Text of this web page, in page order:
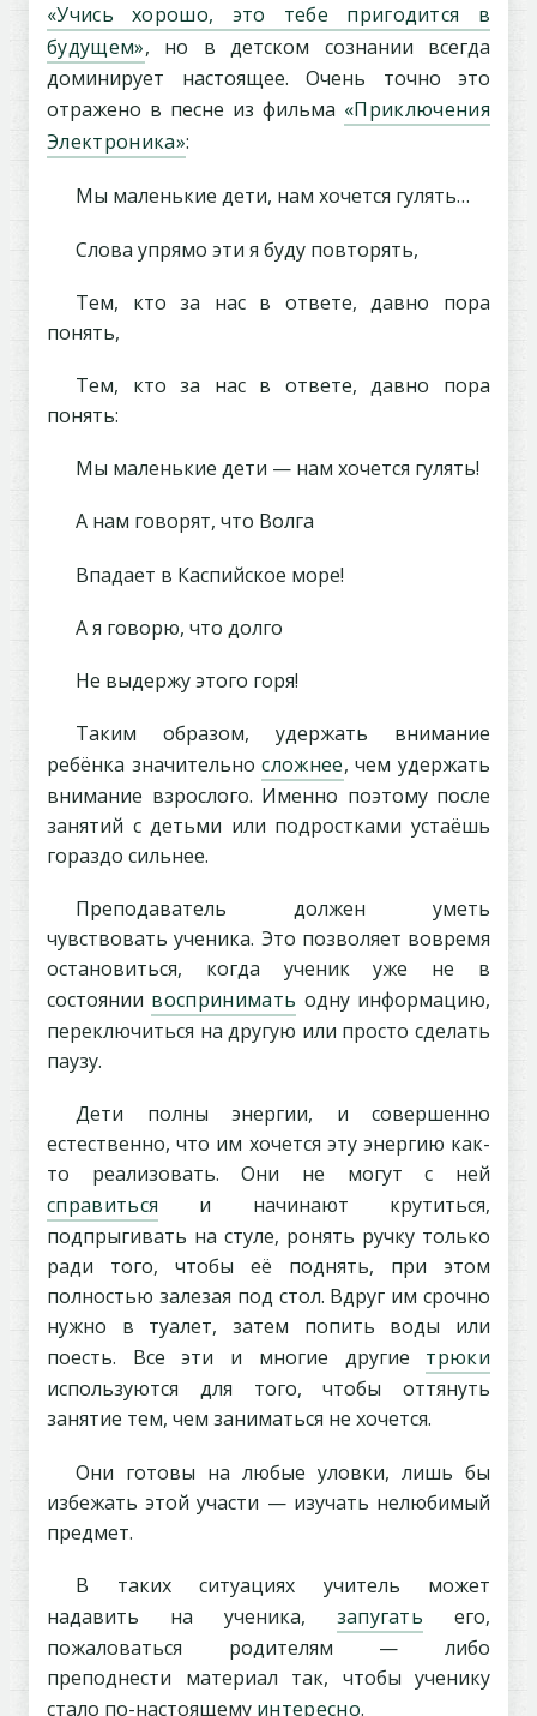
«Учись хорошо, это тебе пригодится в
будущем», но в детском сознании всегда
доминирует настоящее. Очень точно это
отражено в песне из фильма «Приключения
Электроника»:
Мы маленькие дети, нам хочется гулять…
Слова упрямо эти я буду повторять,
Тем, кто за нас в ответе, давно пора
понять,
Тем, кто за нас в ответе, давно пора
понять:
Мы маленькие дети — нам хочется гулять!
А нам говорят, что Волга
Впадает в Каспийское море!
А я говорю, что долго
Не выдержу этого горя!
Таким образом, удержать внимание
ребёнка значительносложнее, чем удержать
внимание взрослого. Именно поэтому после
занятий с детьми или подростками устаёшь
гораздо сильнее.
Преподаватель должен уметь
чувствовать ученика. Это позволяет вовремя
остановиться, когда ученик уже не в
состоянии воспринимать одну информацию,
переключиться на другую или просто сделать
паузу.
Дети полны энергии, и совершенно
естественно, что им хочется эту энергию как-
то реализовать. Они не могут с ней
справиться и начинают крутиться,
подпрыгивать на стуле, ронять ручку только
ради того, чтобы её поднять, при этом
полностью залезая под стол. Вдруг им срочно
нужно в туалет, затем попить воды или
поесть. Все эти и многие другие трюки
используются для того, чтобы оттянуть
занятие тем, чем заниматься не хочется.
Они готовы на любые уловки, лишь бы
избежать этой участи — изучать нелюбимый
предмет.
В таких ситуациях учитель может
надавить на ученика, запугать его,
пожаловаться родителям — либо
преподнести материал так, чтобы ученику
стало по-настоящему интересно.